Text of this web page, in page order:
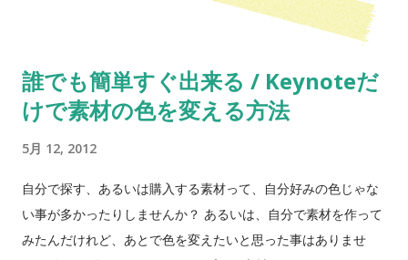
誰でも簡単すぐ出来る / Keynoteだ
けで素材の色を変える方法
5月 12, 2012
自分で探す、あるいは購入する素材って、自分好みの色じゃな
い事が多かったりしませんか？ あるいは、自分で素材を作って
みたんだけれど、あとで色を変えたいと思った事はありませ